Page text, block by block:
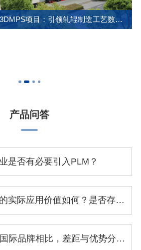
宝钢轧辊&开目软件3DMPS项目：引领轧辊制造工艺数字化变革
产品问答
是否有必要引入PLM？
AI在PLM中的实际应用价值如何？是否存在概念炒作成分？
国产PLM与国际品牌相比，差距与优势分别体现在哪些方面？